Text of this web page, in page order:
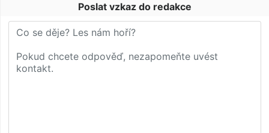
Poslat vzkaz do redakce